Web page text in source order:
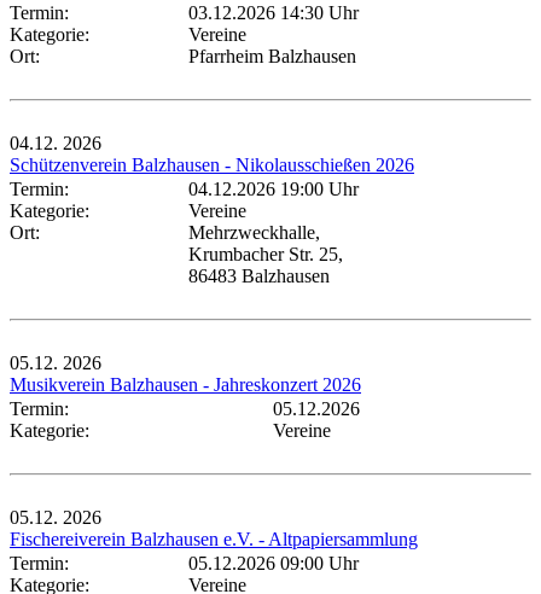
Termin:
03.12.2026 14:30 Uhr
Kategorie:
Vereine
Ort:
Pfarrheim Balzhausen
04.12. 2026
Schützenverein Balzhausen - Nikolausschießen 2026
Termin:
04.12.2026 19:00 Uhr
Kategorie:
Vereine
Ort:
Mehrzweckhalle,
Krumbacher Str. 25,
86483 Balzhausen
05.12. 2026
Musikverein Balzhausen - Jahreskonzert 2026
Termin:
05.12.2026
Kategorie:
Vereine
05.12. 2026
Fischereiverein Balzhausen e.V. - Altpapiersammlung
Termin:
05.12.2026 09:00 Uhr
Kategorie:
Vereine